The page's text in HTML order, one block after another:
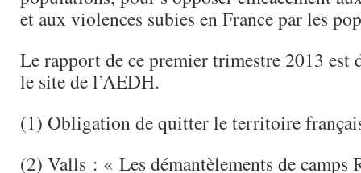
et aux violences subies en France par les
Le rapport de ce premier trimestre 2013
le site de l’AEDH.
(1) Obligation de quitter le territoire
(2) Valls : « Les démantèlements de camps